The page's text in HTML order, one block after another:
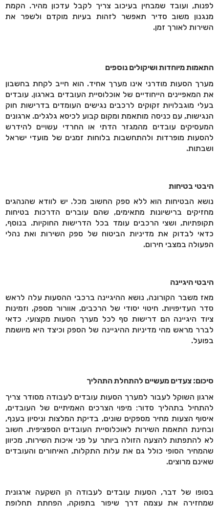
לפנות, ועובד שמבחין בעיכוב צריך לקבל עדכון מהיר. הקמת
מנגנון משוב סדיר תאפשר לזהות בעיות מוקדם ולשפר את
השירות לאורך זמן.
התאמות מיוחדות ושיקולים נוספים
מערך הסעות מודרני אינו מערך אחיד. הוא חייב לקחת בחשבון
את המאפיינים הייחודיים של אוכלוסיית העובדים בארגון. עובדים
בעלי מוגבלויות זקוקים לרכבים נגישים העומדים בדרישות חוק
הנגישות, עם כניסה מותאמת ומקום קבוע לכיסא גלגלים. ארגונים
המעסיקים עובדים מהמגזר הדתי או החרדי עשויים להידרש
להסעות מופרדות ולהתחשבות בלוחות זמנים של מועדי ישראל
ושבתות.
היבטי בטיחות
נושא הבטיחות הוא ללא ספק החשוב מכל. יש לוודא שהנהגים
מחזיקים ברישיונות מתאימים, שהם עוברים הדרכות בטיחות
תקופתיות, ושצי הרכבים עומד בכל הדרישות החוקיות. בנוסף,
כדאי לבדוק את מדיניות הביטוח של ספק השירות ואת נהלי
הפעולה במצבי חירום.
היבטי היגיינה
מאז משבר הקורונה, נושא ההיגיינה ברכבי ההסעות עלה לראש
סדר העדיפויות. חיטוי יסודי של הרכבים, אוורור מספק, וזמינות
ציוד היגיינה הם דרישות סף לכל מערך הסעות מקצועי. כדאי
לברר מראש מהי מדיניות ההיגיינה של הספק וכיצד היא מיושמת
בפועל.
סיכום: צעדים מעשיים להתחלת התהליך
ארגון השוקל לעבור למערך הסעות עובדים לעבודה מסודר צריך
להתחיל בתהליך סדור: מיפוי הצרכים האמיתיים של העובדים,
איסוף הצעות מחיר מספקים שונים, בדיקת המלצות וניסיון בענף,
ובחינת התאמת השירות לאוכלוסיית העובדים הספציפית. חשוב
לא להתפתות להצעה הזולה ביותר על פני איכות השירות, מכיוון
שהמחיר הסופי כולל גם את עלות התקלות, האיחורים והעובדים
שאינם מרוצים.
בסופו של דבר, הסעות עובדים לעבודה הן השקעה ארגונית
שמחזירה את עצמה דרך שיפור בתפוקה, הפחתת תחלופת